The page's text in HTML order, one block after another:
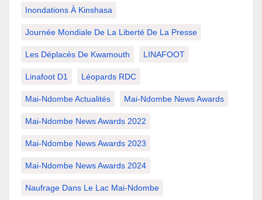
Inondations À Kinshasa
Journée Mondiale De La Liberté De La Presse
Les Déplacés De Kwamouth LINAFOOT
Linafoot D1 Léopards RDC
Mai-Ndombe Actualités Mai-Ndombe News Awards
Mai-Ndombe News Awards 2022
Mai-Ndombe News Awards 2023
Mai-Ndombe News Awards 2024
Naufrage Dans Le Lac Mai-Ndombe